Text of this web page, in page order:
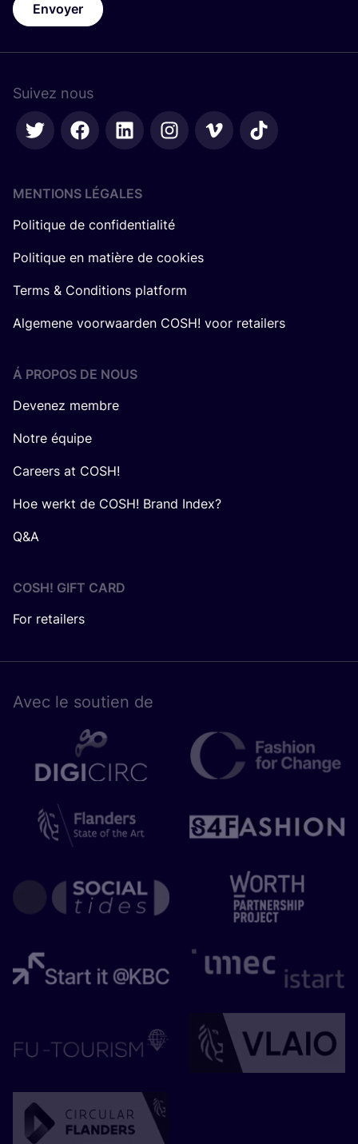
Envoyer
Suivez nous
MENTIONS LÉGALES
Politique de confidentialité
Politique en matière de cookies
Terms & Conditions platform
Algemene voorwaarden COSH! voor retailers
Á PROPOS DE NOUS
Devenez membre
Notre équipe
Careers at COSH!
Hoe werkt de COSH! Brand Index?
Q&A
COSH! GIFT CARD
For retailers
Avec le sou­tien de